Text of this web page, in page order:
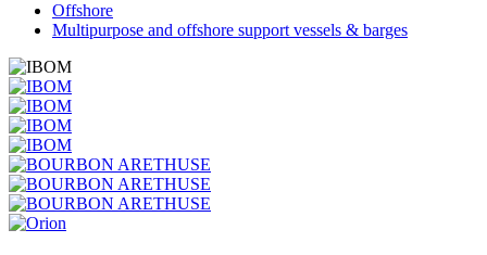
Offshore
Multipurpose and offshore support vessels & barges